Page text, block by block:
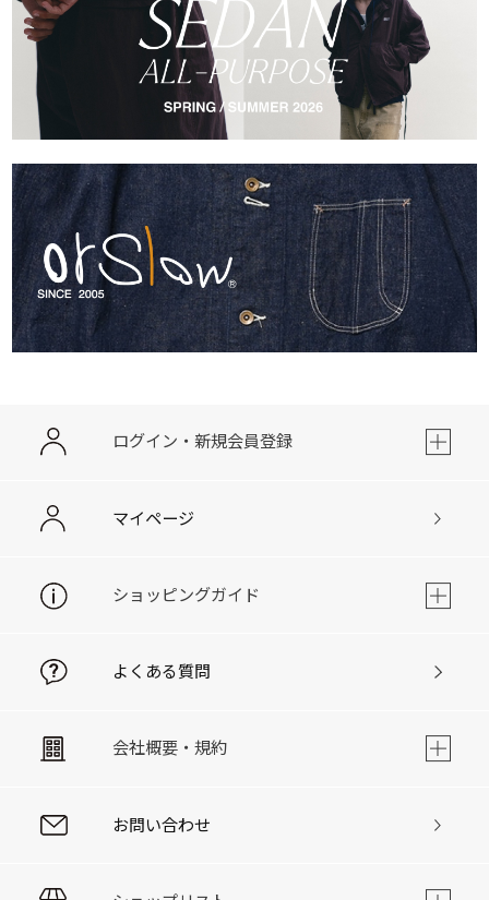
ログイン・新規会員登録
マイページ
ショッピングガイド
よくある質問
会社概要・規約
お問い合わせ